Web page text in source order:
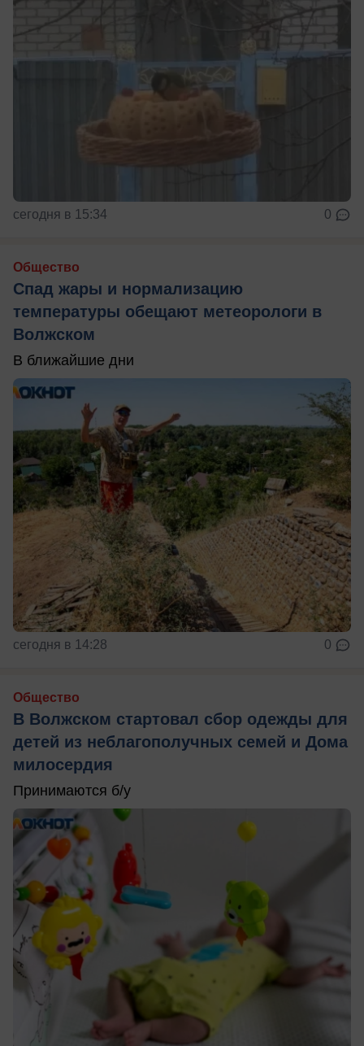
сегодня в 15:34 0
Общество
Спад жары и нормализацию
температуры обещают метеорологи в
Волжском
В ближайшие дни
сегодня в 14:28 0
Общество
В Волжском стартовал сбор одежды для
детей из неблагополучных семей и Дома
милосердия
Принимаются б/у